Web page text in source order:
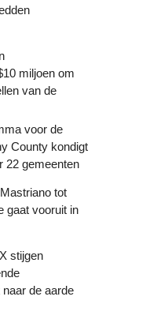
miljoen om
van de
voor de
County kondigt
22 gemeenten
tot
gaat vooruit in
stijgen
de aarde